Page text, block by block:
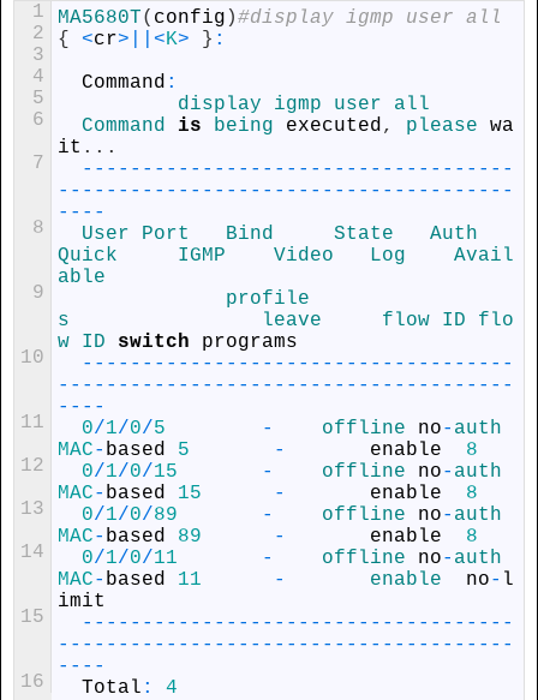
1
2
3
4
5
6
7
8
9
10
11
12
13
14
15
16
MA5680T( config )#display igmp user all
{
<cr> <K> } :
Command :
display igmp user all
Command is being executed, please wa
it . . .
-- -- -- -- -- -- -- -- -- -- -- -- -- -- -- -- -- --
-- -- -- -- -- -- -- -- -- -- -- -- -- -- -- -- -- -- --
-- --
User Port Bind State
Quick IGMP Video Log Avail
able
profile
s
leave flow ID flo
w ID switch
programs
-- -- -- -- -- -- -- -- -- -- -- -- -- -- -- -- -- --
-- -- -- -- -- -- -- -- -- -- -- -- -- -- -- -- -- -- --
-- --
0/1/0/5 - offline no-
MAC- based 5 - enable
8
0/1/0/15 - offline no-
MAC- based 15 - enable
8
0/1/0/89 - offline no-
MAC- based 89 - enable
8
0/1/0/11 - offline no-
MAC- based 11 - enable no- l
imit
-- -- -- -- -- -- -- -- -- -- -- -- -- -- -- -- -- --
-- -- -- -- -- -- -- -- -- -- -- -- -- -- -- -- -- -- --
-- --
Total : 4